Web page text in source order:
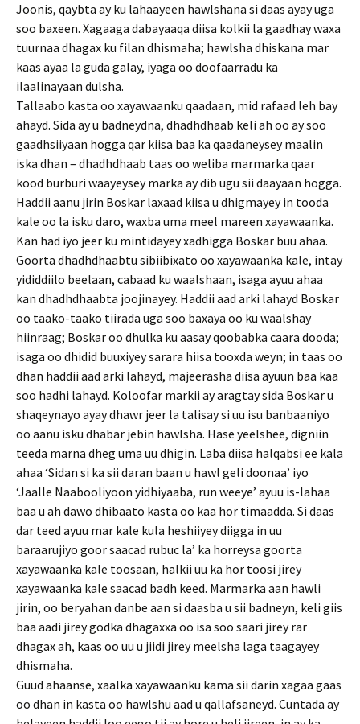
Joonis, qaybta ay ku lahaayeen hawlshana si daas ayay uga
soo baxeen. Xagaaga dabayaaqa diisa kolkii la gaadhay waxa
tuurnaa dhagax ku filan dhismaha; hawlsha dhiskana mar
kaas ayaa la guda galay, iyaga oo doofaarradu ka
ilaalinayaan dulsha.
Tallaabo kasta oo xayawaanku qaadaan, mid rafaad leh bay
ahayd. Sida ay u badneydna, dhadhdhaab keli ah oo ay soo
gaadhsiiyaan hogga qar kiisa baa ka qaadaneysey maalin
iska dhan – dhadhdhaab taas oo weliba marmarka qaar
kood burburi waayeysey marka ay dib ugu sii daayaan hogga.
Haddii aanu jirin Boskar laxaad kiisa u dhigmayey in tooda
kale oo la isku daro, waxba uma meel mareen xayawaanka.
Kan had iyo jeer ku mintidayey xadhigga Boskar buu ahaa.
Goorta dhadhdhaabtu sibiibixato oo xayawaanka kale, intay
yididdiilo beelaan, cabaad ku waalshaan, isaga ayuu ahaa
kan dhadhdhaabta joojinayey. Haddii aad arki lahayd Boskar
oo taako-taako tiirada uga soo baxaya oo ku waalshay
hiinraag; Boskar oo dhulka ku aasay qoobabka caara dooda;
isaga oo dhidid buuxiyey sarara hiisa tooxda weyn; in taas oo
dhan haddii aad arki lahayd, majeerasha diisa ayuun baa kaa
soo hadhi lahayd. Koloofar markii ay aragtay sida Boskar u
shaqeynayo ayay dhawr jeer la talisay si uu isu banbaaniyo
oo aanu isku dhabar jebin hawlsha. Hase yeelshee, digniin
teeda marna dheg uma uu dhigin. Laba diisa halqabsi ee kala
ahaa ‘Sidan si ka sii daran baan u hawl geli doonaa’ iyo
‘Jaalle Naabooliyoon yidhiyaaba, run weeye’ ayuu is-lahaa
baa u ah dawo dhibaato kasta oo kaa hor timaadda. Si daas
dar teed ayuu mar kale kula heshiiyey diigga in uu
baraarujiyo goor saacad rubuc la’ ka horreysa goorta
xayawaanka kale toosaan, halkii uu ka hor toosi jirey
xayawaanka kale saacad badh keed. Marmarka aan hawli
jirin, oo beryahan danbe aan si daasba u sii badneyn, keli giis
baa aadi jirey godka dhagaxxa oo isa soo saari jirey rar
dhagax ah, kaas oo uu u jiidi jirey meelsha laga taagayey
dhismaha.
Guud ahaanse, xaalka xayawaanku kama sii darin xagaa gaas
oo dhan in kasta oo hawlshu aad u qallafsaneyd. Cuntada ay